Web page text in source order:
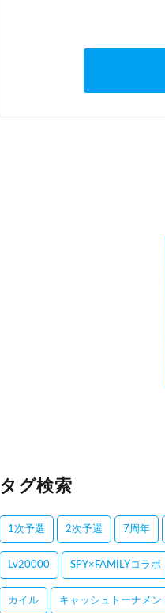
タグ検索
1次予選 2次予選 7周年
Lv20000 SPY×FAMILYコラボ
カイル キャッシュトーナメン